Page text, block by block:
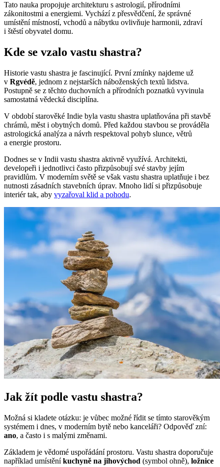
Tato nauka propojuje architekturu s astrologií, přírodními
zákonitostmi a energiemi. Vychází z přesvědčení, že správné
umístění místností, vchodů a nábytku ovlivňuje harmonii, zdraví
i štěstí obyvatel domu.
Kde se vzalo vastu shastra?
Historie vastu shastra je fascinující. První zmínky najdeme už
v Rgvédě, jednom z nejstarších náboženských textů lidstva.
Postupně se z těchto duchovních a přírodních poznatků vyvinula
samostatná vědecká disciplína.
V období starověké Indie byla vastu shastra uplatňována při stavbě
chrámů, měst i obytných domů. Před každou stavbou se prováděla
astrologická analýza a návrh respektoval pohyb slunce, větrů
a energie prostoru.
Dodnes se v Indii vastu shastra aktivně využívá. Architekti,
developeři i jednotlivci často přizpůsobují své stavby jejím
pravidlům. V moderním světě se však vastu shastra uplatňuje i bez
nutnosti zásadních stavebních úprav. Mnoho lidí si přizpůsobuje
interiér tak, aby vyzařoval klid a pohodu.
Jak žít podle vastu shastra?
Možná si kladete otázku: je vůbec možné řídit se tímto starověkým
systémem i dnes, v moderním bytě nebo kanceláři? Odpověď zní:
ano, a často i s malými změnami.
Základem je vědomé uspořádání prostoru. Vastu shastra doporučuje
například umístěníkuchyně na jihovýchod (symbol ohně), ložnice